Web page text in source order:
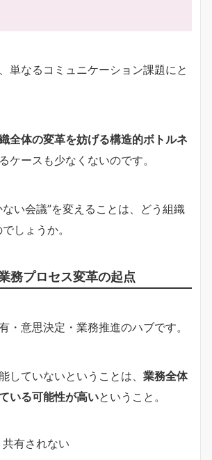
単なるコミュニケーション課題にと
全体の変革を妨げる構造的ボトルネ
ケースも少なくないのです。
い会議”を変えることは、どう組織
しょうか。
務プロセス変革の起点
・意思決定・業務推進のハブです。
していないということは、 業務全体
いる可能性が高いということ。
有されない